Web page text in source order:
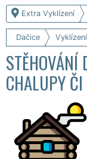
Extra Vyklízení
Dačice
STĚHOVÁNÍ
CHALUPY